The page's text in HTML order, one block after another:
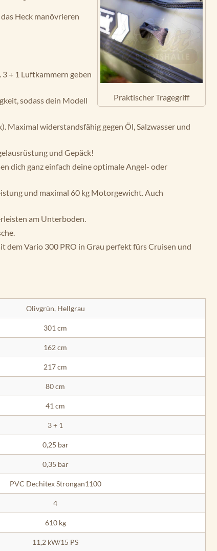
Praktischer Tragegriff
Heck manövrieren
+ 1 Luftkammern geben
sodass dein Modell
widerstandsfähig gegen Öl, Salzwasser und
und Gepäck!
dich ganz einfach deine optimale Angel- oder
und maximal 60 kg Motorgewicht. Auch
am Unterboden.
dem Vario 300 PRO in Grau perfekt fürs Cruisen und
Olivgrün, Hellgrau
301 cm
162 cm
217 cm
80 cm
41 cm
3 + 1
0,25 bar
0,35 bar
PVC Dechitex Strongan1100
4
610 kg
11,2 kW/15 PS